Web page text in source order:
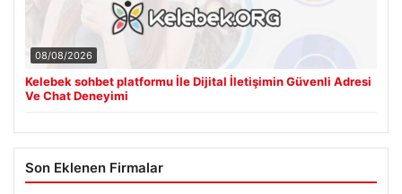
08/08/2026
Kelebek sohbet platformu İle Dijital İletişimin Güvenli Adresi
Ve Chat Deneyimi
Son Eklenen Firmalar